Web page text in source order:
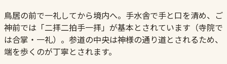
鳥居の前で一礼してから境内へ。手水舎で手と口を清め、ご
神前では「二拝二拍手一拝」が基本とされています（寺院で
は合掌・一礼）。参道の中央は神様の通り道とされるため、
端を歩くのが丁寧とされます。